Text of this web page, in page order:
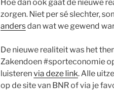
Hoe dan ook gaat de nieuwe
zorgen. Niet per sé slechter,
andersdan wat we gewend
De nieuwe realiteit was het
Zakendoen #sporteconomie
luisterenvia deze link. Alle
op de site van BNR of via je